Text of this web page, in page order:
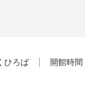
ひろば 開館時間